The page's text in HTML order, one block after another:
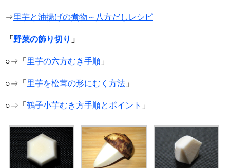
⇒里芋と油揚げの煮物～八方だしレシピ
「 野菜の飾り切り 」
○⇒「 里芋の六方むき手順 」
○⇒「 里芋を松茸の形にむく方法 」
○⇒「 鶴子小芋むき方手順とポイント 」